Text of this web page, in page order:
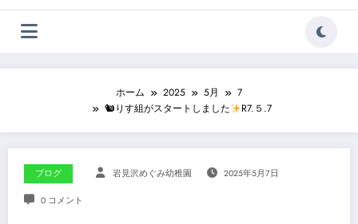
プ
ホーム 2025 5月
7
🐿りす組がスタートしました
R7.５.7
ブログ 岩見沢めぐみ幼稚園 2025年5月7日
0 コメント